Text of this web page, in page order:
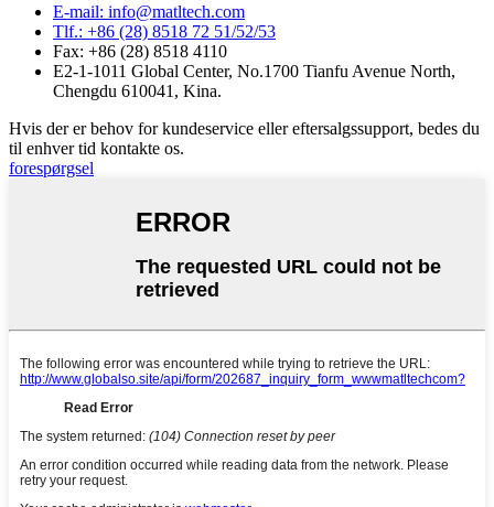
E-mail: info@matltech.com
Tlf.: +86 (28) 8518 72 51/52/53
Fax: +86 (28) 8518 4110
E2-1-1011 Global Center, No.1700 Tianfu Avenue North,
Chengdu 610041, Kina.
Hvis der er behov for kundeservice eller eftersalgssupport, bedes du
til enhver tid kontakte os.
forespørgsel